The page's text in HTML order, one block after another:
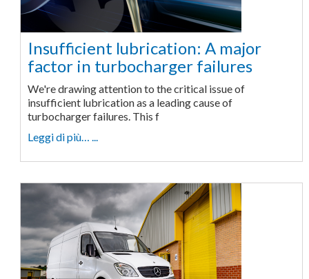
Insufficient lubrication: A major
factor in turbocharger failures
We're drawing attention to the critical issue of
insufficient lubrication as a leading cause of
turbocharger failures. This f
Leggi di più… ...